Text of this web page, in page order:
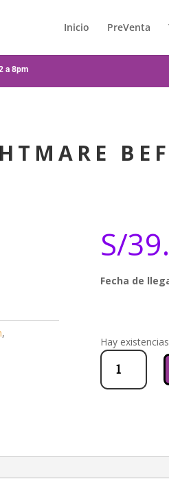
Inicio PreVenta
a 8pm
,
S/
Fecha de
Hay existencias
Monogram
Nightmare
Before
Christmas